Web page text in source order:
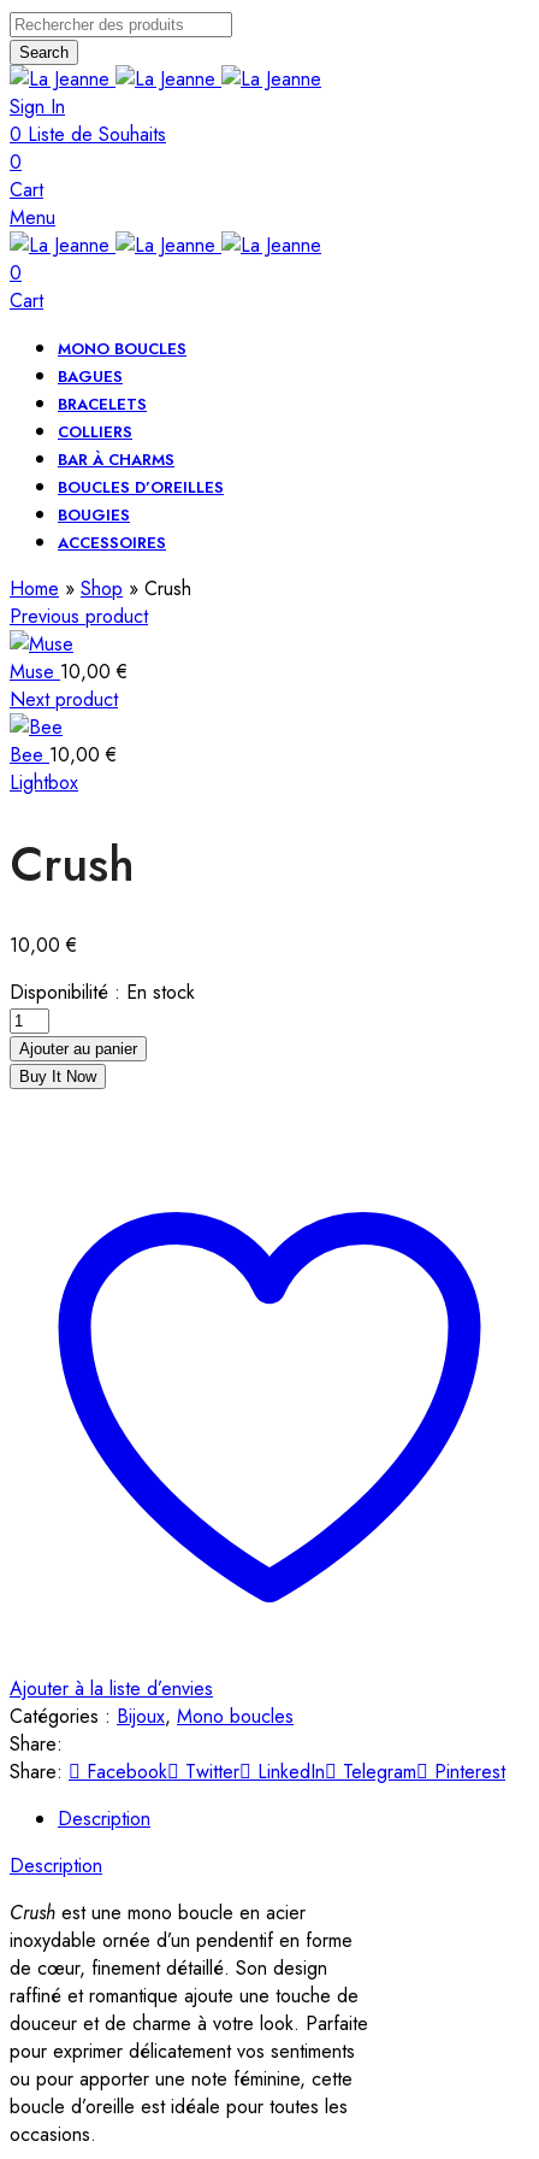
Search
Sign In
0 Liste de Souhaits
0
Cart
Menu
0
Cart
MONO BOUCLES
BAGUES
BRACELETS
COLLIERS
BAR À CHARMS
BOUCLES D’OREILLES
BOUGIES
ACCESSOIRES
Home » Shop » Crush
Previous product
Muse 10,00€
Next product
Bee 10,00€
Lightbox
Crush
10,00€
Disponibilité : En stock
Ajouter au panier
Buy It Now
Ajouter à la liste d’envies
Catégories : Bijoux, Mono boucles
Share:
Share:
Facebook Twitter LinkedIn Telegram
Pinterest
Description
Description
Crush est une mono boucle en acier
inoxydable ornée d’un pendentif en forme
de cœur, finement détaillé. Son design
raffiné et romantique ajoute une touche de
douceur et de charme à votre look. Parfaite
pour exprimer délicatement vos sentiments
ou pour apporter une note féminine, cette
boucle d’oreille est idéale pour toutes les
occasions.